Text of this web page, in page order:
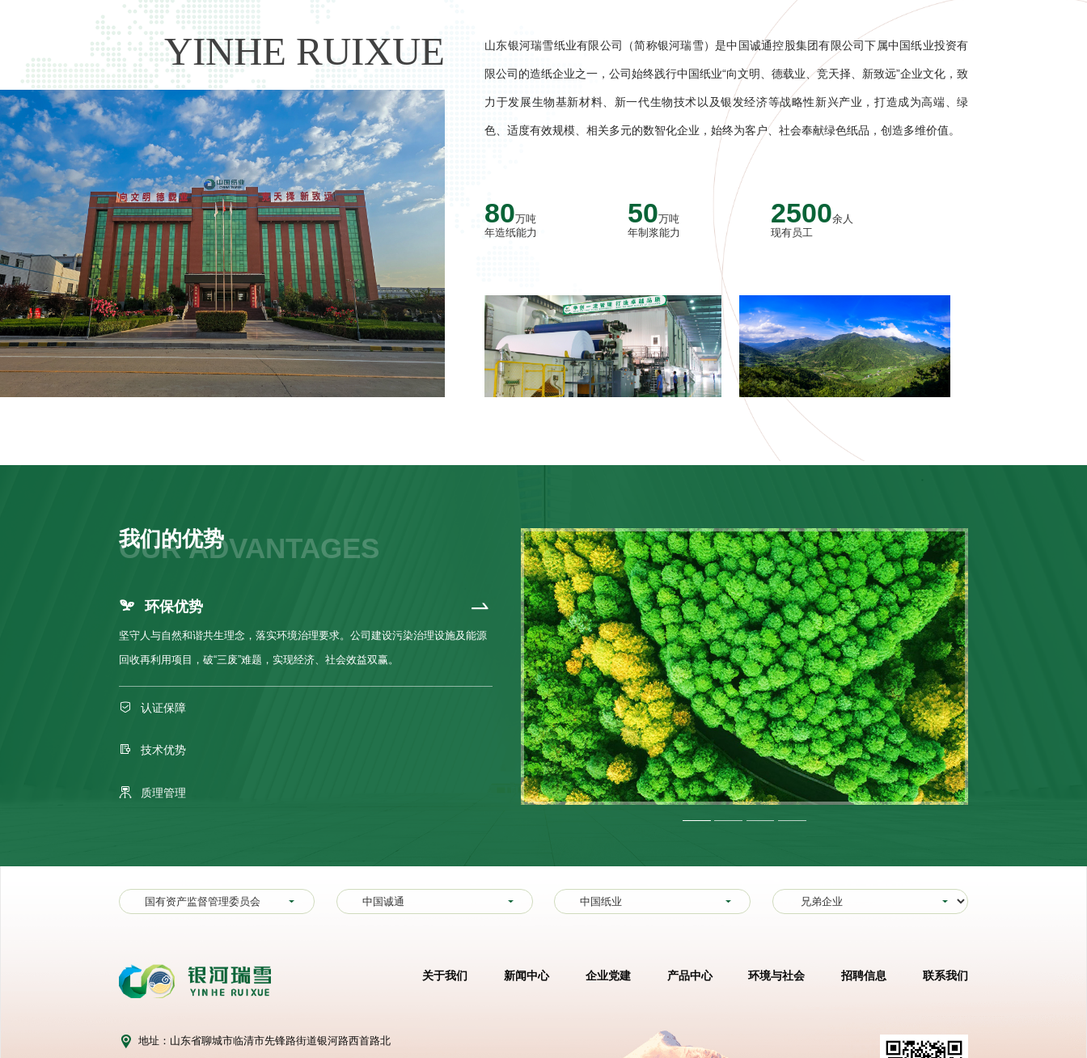
YINHE RUIXUE 山东银河瑞雪纸业有限公司（简称银河瑞雪）是中国诚通控股集团有限公司下属中国纸业投资有
限公司的造纸企业之一，公司始终践行中国纸业“向文明、德载业、竞天择、新致远”企业文化，致
力于发展生物基新材料、新一代生物技术以及银发经济等战略性新兴产业，打造成为高端、绿
色、适度有效规模、相关多元的数智化企业，始终为客户、社会奉献绿色纸品，创造多维价值。
80万吨
年造纸能力
50万吨
年制浆能力
2500余人
现有员工
我们的优势
OUR ADVANTAGES
环保优势
坚守人与自然和谐共生理念，落实环境治理要求。公司建设污染治理设施及能源
回收再利用项目，破“三废”难题，实现经济、社会效益双赢。
认证保障
技术优势
质理管理
国有资产监督管理委员会 中国诚通 中国纸业
关于我们 新闻中心 企业党建 产品中心 环境与社会 招聘信息 联系我们
地址：山东省聊城市临清市先锋路街道银河路西首路北